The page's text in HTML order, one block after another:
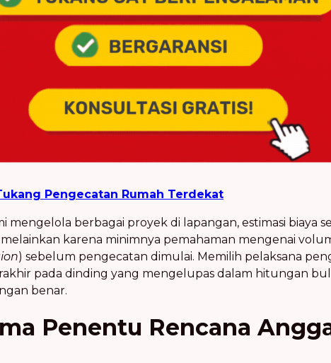
Pengecatan Rumah Terdekat
mengelola berbagai proyek di lapangan, estimasi biaya
karena minimnya pemahaman mengenai
) sebelum pengecatan dimulai. Memilih pelaksana
pada dinding yang mengelupas dalam hitungan
benar.
Penentu Rencana